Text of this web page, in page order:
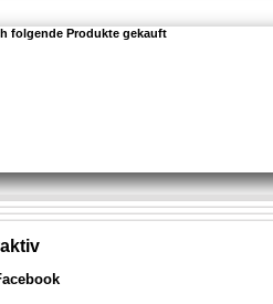
folgende Produkte gekauft